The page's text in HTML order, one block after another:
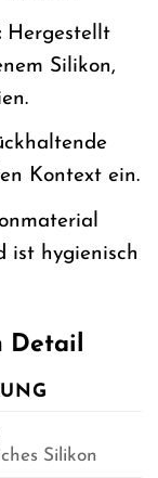
Hergestellt
Silikon,
Kontext ein.
ist hygienisch
Detail
Silikon